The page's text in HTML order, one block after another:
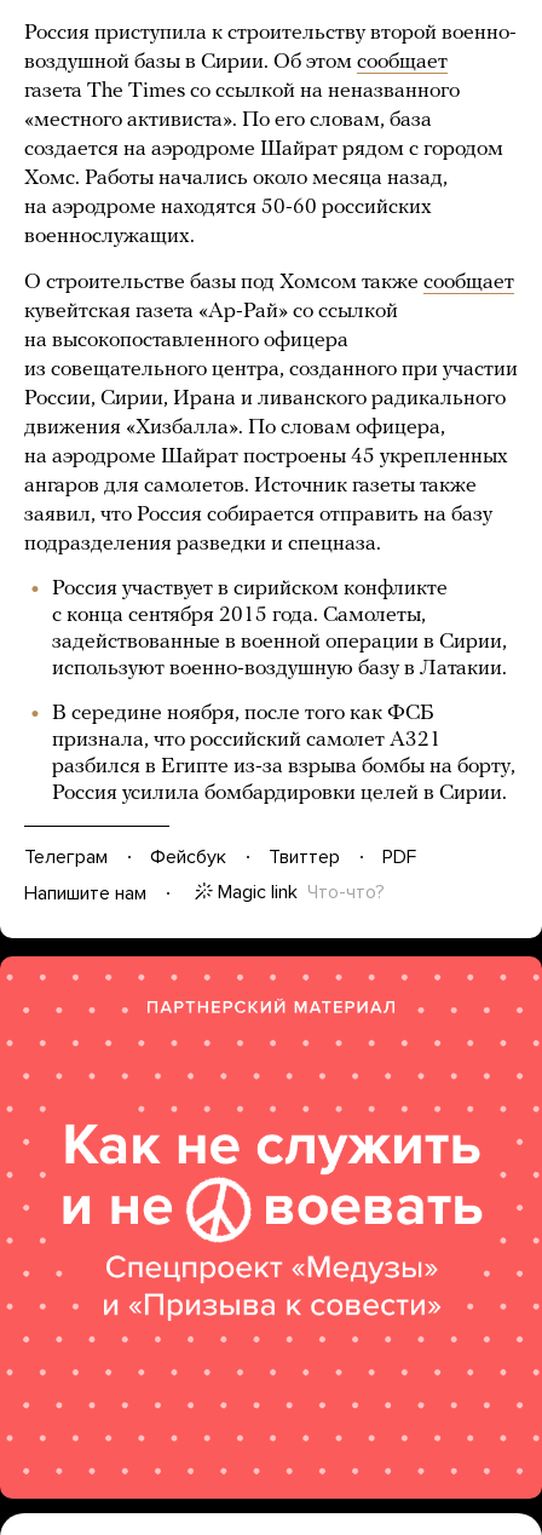
Россия приступила к строительству второй военно-
воздушной базы в Сирии. Об этом сообщает
газета The Times со ссылкой на неназванного
«местного активиста». По его словам, база
создается на аэродроме Шайрат рядом с городом
Хомс. Работы начались около месяца назад,
на аэродроме находятся 50-60 российских
военнослужащих.
О строительстве базы под Хомсом также сообщает
кувейтская газета «Ар-Рай» со ссылкой
на высокопоставленного офицера
из совещательного центра, созданного при участии
России, Сирии, Ирана и ливанского радикального
движения «Хизбалла». По словам офицера,
на аэродроме Шайрат построены 45 укрепленных
ангаров для самолетов. Источник газеты также
заявил, что Россия собирается отправить на базу
подразделения разведки и спецназа.
Россия участвует в сирийском конфликте
с конца сентября 2015 года. Самолеты,
задействованные в военной операции в Сирии,
используют военно-воздушную базу в Латакии.
В середине ноября, после того как ФСБ
признала, что российский самолет A321
разбился в Египте из-за взрыва бомбы на борту,
Россия усилила бомбардировки целей в Сирии.
Телеграм Фейсбук Твиттер
PDF
Напишите нам
Magic link Что-что?